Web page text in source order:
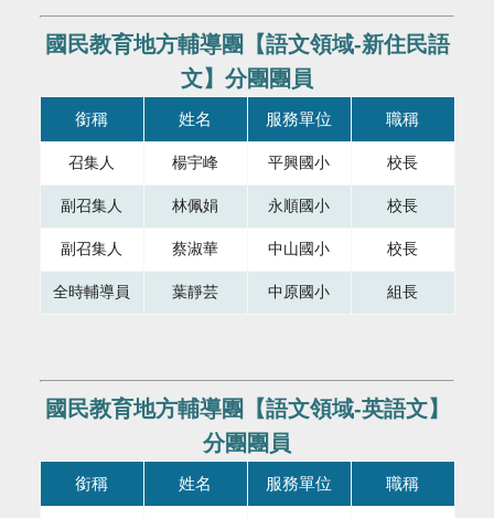
國民教育地方輔導團【語文領域-新住民語
文】分團團員
本表格為組織成員，共有四個直欄，第一直欄銜稱，第二直
銜稱 姓名 服務單位 職稱
召集人 楊宇峰 平興國小 校長
副召集人 林佩娟 永順國小 校長
副召集人 蔡淑華 中山國小 校長
全時輔導員 葉靜芸 中原國小 組長
國民教育地方輔導團【語文領域-英語文】
分團團員
本表格為組織成員，共有四個直欄，第一直欄銜稱，第二直
銜稱 姓名 服務單位 職稱